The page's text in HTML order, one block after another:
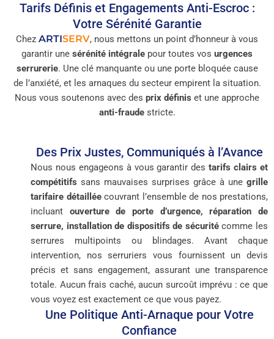
Tarifs Définis et Engagements Anti-Escroc :
Votre Sérénité Garantie
Chez ARTISERV, nous mettons un point d’honneur à vous
garantir une sérénité intégrale pour toutes vos urgences
serrurerie. Une clé manquante ou une porte bloquée cause
de l’anxiété, et les arnaques du secteur empirent la situation.
Nous vous soutenons avec des prix définis et une approche
anti-fraudestricte.
Des Prix Justes, Communiqués à l’Avance
Nous nous engageons à vous garantir destarifs clairs et
compétitifs sans mauvaises surprises grâce à une grille
tarifaire détailléecouvrant l’ensemble de nos prestations,
incluant ouverture de porte d’urgence, réparation de
serrure, installation de dispositifs de sécuritécomme les
serrures multipoints ou blindages. Avant chaque
intervention, nos serruriers vous fournissent un devis
précis et sans engagement, assurant une transparence
totale. Aucun frais caché, aucun surcoût imprévu : ce que
vous voyez est exactement ce que vous payez.
Une Politique Anti-Arnaque pour Votre
Confiance